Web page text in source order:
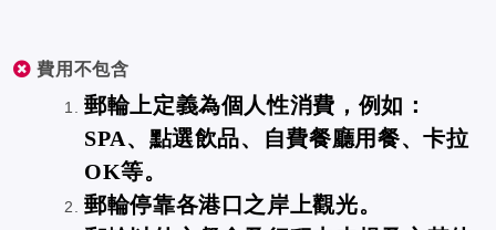
費用不包含
郵輪上定義為個人性消費，例如：
SPA、點選飲品、自費餐廳用餐、卡拉
OK等。
郵輪停靠各港口之岸上觀光。